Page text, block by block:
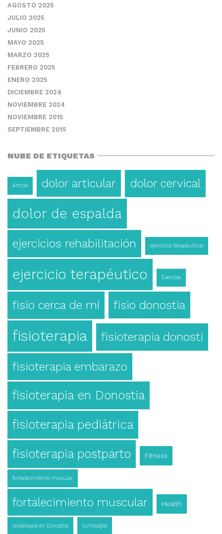
AGOSTO 2025
JULIO 2025
JUNIO 2025
MAYO 2025
MARZO 2025
FEBRERO 2025
ENERO 2025
DICIEMBRE 2024
NOVIEMBRE 2024
NOVIEMBRE 2015
SEPTIEMBRE 2015
NUBE DE ETIQUETAS
Article dolor articular dolor cervical
dolor de espalda
ejercicios rehabilitación ejercicios terapéuticos
ejercicio terapéutico Exercise
fisio cerca de mí fisio donostia
fisioterapia fisioterapia donosti
fisioterapia embarazo
fisioterapia en Donostia
fisioterapia pediátrica
fisioterapia postparto Fitness
fortalecimiento mucular
fortalecimiento muscular Health
isioterapia en Donostia lumbalgia